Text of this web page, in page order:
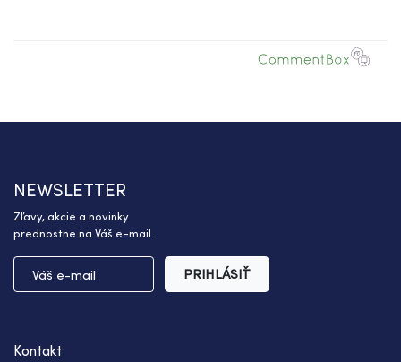
NEWSLETTER
Zľavy, akcie a novinky
prednostne na Váš e-mail.
PRIHLÁSIŤ
Kontakt